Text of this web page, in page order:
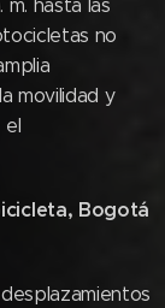
hasta las
no
movilidad y
Bogotá